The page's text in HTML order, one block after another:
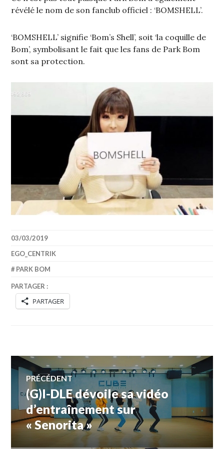
révélé le nom de son fanclub officiel : ‘BOMSHELL’.
‘BOMSHELL’ signifie ‘Bom’s Shell’, soit ‘la coquille de
Bom’, symbolisant le fait que les fans de Park Bom
sont sa protection.
03/03/2019
EGO_CENTRIK
PARK BOM
PARTAGER :
PARTAGER
Navigation
de
l’article
PRÉCÉDENT
Article
précédent :
(G)I-DLE dévoile sa vidéo
d’entraînement sur
« Senorita »